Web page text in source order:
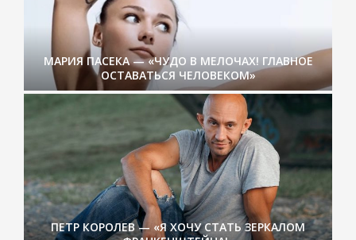
МАРИЯ ПАСЕКА — «ЧУДО В МЕЛОЧАХ! ГЛАВНОЕ
ОСТАВАТЬСЯ ЧЕЛОВЕКОМ»
ПЕТР КОРОЛЕВ — «Я ХОЧУ СТАТЬ ЗЕРКАЛОМ